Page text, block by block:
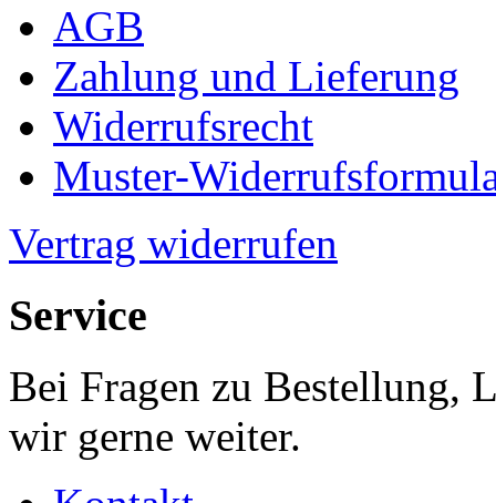
AGB
Zahlung und Lieferung
Widerrufsrecht
Muster-
Vertrag widerrufen
Service
Bei Fragen zu Bestellung,
wir gerne weiter.